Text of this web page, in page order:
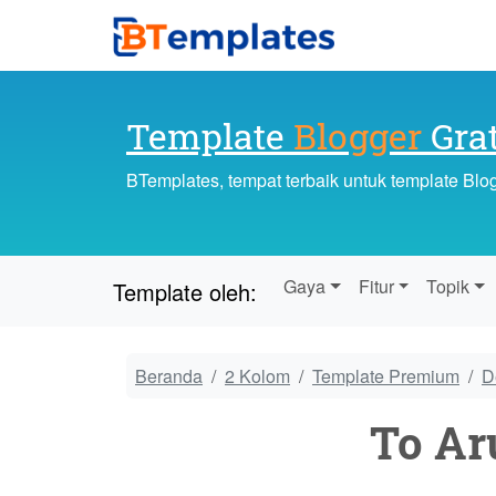
Template Blogger
BTemplates, tempat terbaik untuk template
Template oleh: Gaya Fitur Topik
Beranda 2 Kolom Template Premium
To